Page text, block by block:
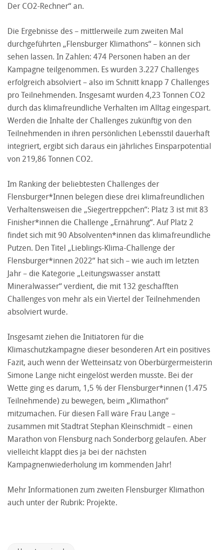
Der CO2-Rechner“ an.
Die Ergebnisse des – mittlerweile zum zweiten Mal
durchgeführten „Flensburger Klimathons“ – können sich
sehen lassen. In Zahlen: 474 Personen haben an der
Kampagne teilgenommen. Es wurden 3.227 Challenges
erfolgreich absolviert – also im Schnitt knapp 7 Challenges
pro Teilnehmenden. Insgesamt wurden 4,23 Tonnen CO2
durch das klimafreundliche Verhalten im Alltag eingespart.
Werden die Inhalte der Challenges zukünftig von den
Teilnehmenden in ihren persönlichen Lebensstil dauerhaft
integriert, ergibt sich daraus ein jährliches Einsparpotential
von 219,86 Tonnen CO2.
Im Ranking der beliebtesten Challenges der
Flensburger*Innen belegen diese drei klimafreundlichen
Verhaltensweisen die „Siegertreppchen“: Platz 3 ist mit 83
Finisher*innen die Challenge „Ernährung“. Auf Platz 2
findet sich mit 90 Absolventen*innen das klimafreundliche
Putzen. Den Titel „Lieblings-Klima-Challenge der
Flensburger*innen 2022“ hat sich – wie auch im letzten
Jahr – die Kategorie „Leitungswasser anstatt
Mineralwasser“ verdient, die mit 132 geschafften
Challenges von mehr als ein Viertel der Teilnehmenden
absolviert wurde.
Insgesamt ziehen die Initiatoren für die
Klimaschutzkampagne dieser besonderen Art ein positives
Fazit, auch wenn der Wetteinsatz von Oberbürgermeisterin
Simone Lange nicht eingelöst werden musste. Bei der
Wette ging es darum, 1,5 % der Flensburger*innen (1.475
Teilnehmende) zu bewegen, beim „Klimathon“
mitzumachen. Für diesen Fall wäre Frau Lange –
zusammen mit Stadtrat Stephan Kleinschmidt – einen
Marathon von Flensburg nach Sonderborg gelaufen. Aber
vielleicht klappt dies ja bei der nächsten
Kampagnenwiederholung im kommenden Jahr!
Mehr Informationen zum zweiten Flensburger Klimathon
auch unter der Rubrik: Projekte.